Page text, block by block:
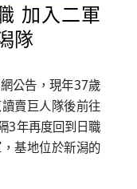
加入二軍
隊
公告，現年37歲
賣巨人隊後前往
3年再度回到日職
基地位於新潟的